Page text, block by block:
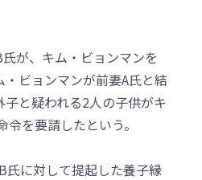
が、キム・ビョンマンを
ビョンマンが前妻A氏と結
と疑われる2人の子供がキ
を要請したという。
氏に対して提起した養子縁